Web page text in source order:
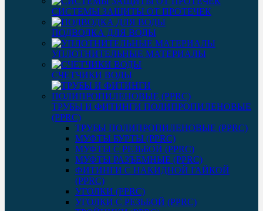
СИСТЕМЫ ЗАЩИТЫ ОТ ПРОТЕЧЕК
ПОДВОДКА ДЛЯ ВОДЫ
УПЛОТНИТЕЛЬНЫЕ МАТЕРИАЛЫ
СЧЕТЧИКИ ВОДЫ
ТРУБЫ И ФИТИНГИ ПОЛИПРОПИЛЕНОВЫЕ
(PPRC)
ТРУБЫ ПОЛИПРОПИЛЕНОВЫЕ (PPRC)
МУФТЫ БУРТЫ (PPRC)
МУФТЫ C РЕЗЬБОЙ (PPRC)
МУФТЫ РАЗЪЕМНЫЕ (PPRC)
ФИТИНГИ С НАКИДНОЙ ГАЙКОЙ
(PPRC)
УГОЛКИ (PPRC)
УГОЛКИ С РЕЗЬБОЙ (PPRC)